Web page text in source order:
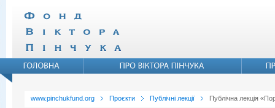
www.pinchukfund.org Проєкти Публічні лекції Публічна лекція